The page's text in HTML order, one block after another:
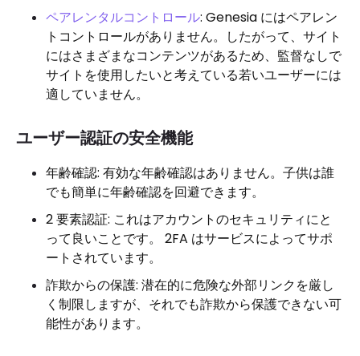
ペアレンタルコントロール: Genesia にはペアレン
トコントロールがありません。したがって、サイト
にはさまざまなコンテンツがあるため、監督なしで
サイトを使用したいと考えている若いユーザーには
適していません。
ユーザー認証の安全機能
年齢確認: 有効な年齢確認はありません。子供は誰
でも簡単に年齢確認を回避できます。
2 要素認証: これはアカウントのセキュリティにと
って良いことです。 2FA はサービスによってサポ
ートされています。
詐欺からの保護: 潜在的に危険な外部リンクを厳し
く制限しますが、それでも詐欺から保護できない可
能性があります。